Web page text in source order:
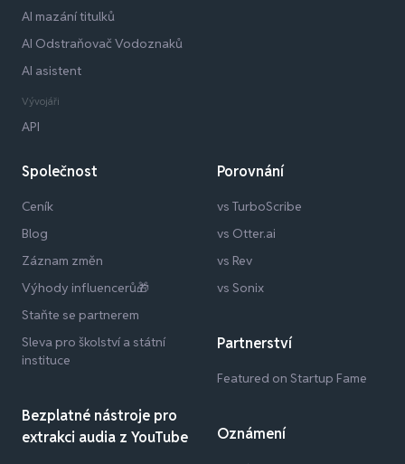
AI mazání titulků
AI Odstraňovač Vodoznaků
AI asistent
Vývojáři
API
Společnost
Ceník
Blog
Záznam změn
Výhody influencerů🎁
Staňte se partnerem
Sleva pro školství a státní
instituce
Bezplatné nástroje pro
extrakci audia z YouTube
Porovnání
vs TurboScribe
vs Otter.ai
vs Rev
vs Sonix
Partnerství
Featured on Startup Fame
Oznámení